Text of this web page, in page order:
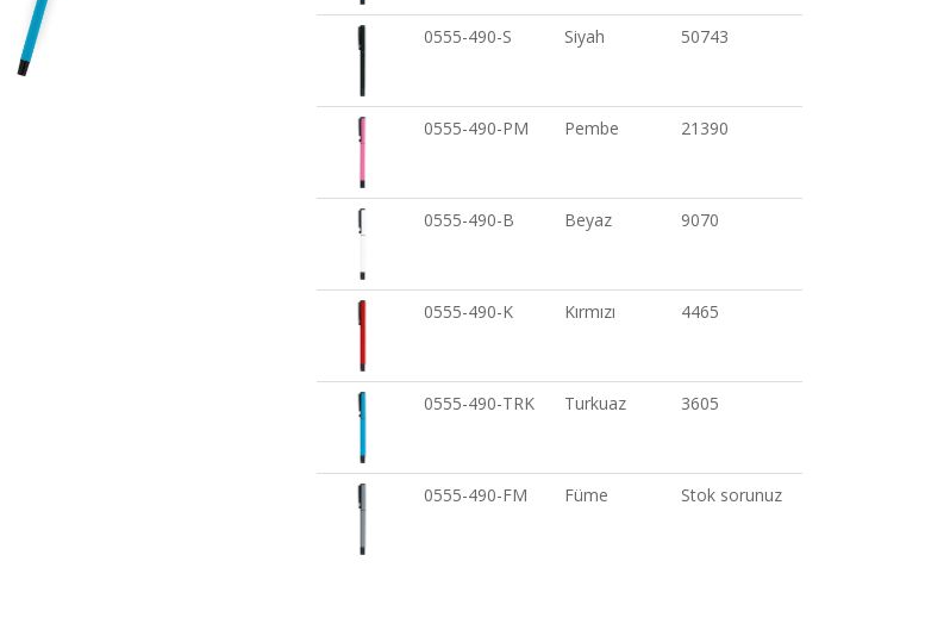
0555-490-S Siyah 50743
0555-490-PM Pembe 21390
0555-490-B Beyaz 9070
0555-490-K Kırmızı 4465
0555-490-TRK Turkuaz 3605
0555-490-FM Füme Stok sorunuz